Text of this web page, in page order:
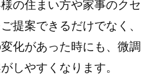
の住まい方や家事のクセ
提案できるだけでなく、
化があった時にも、微調
しやすくなります。